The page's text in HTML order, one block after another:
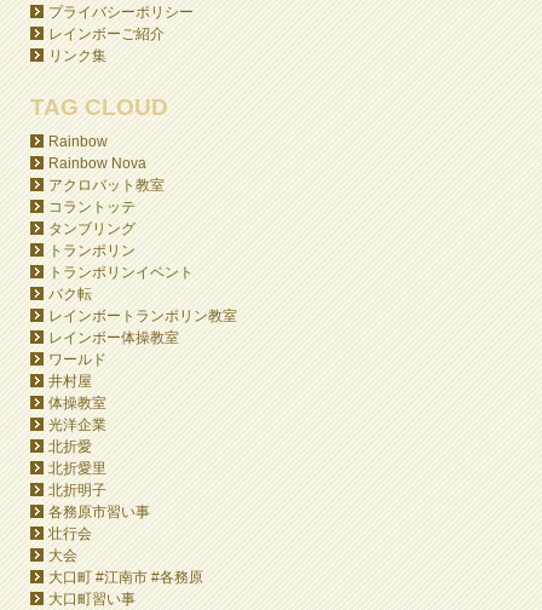
プライバシーポリシー
レインボーご紹介
リンク集
TAG CLOUD
Rainbow
Rainbow Nova
アクロバット教室
コラントッテ
タンブリング
トランポリン
トランポリンイベント
バク転
レインボートランポリン教室
レインボー体操教室
ワールド
井村屋
体操教室
光洋企業
北折愛
北折愛里
北折明子
各務原市習い事
壮行会
大会
大口町 #江南市 #各務原
大口町習い事